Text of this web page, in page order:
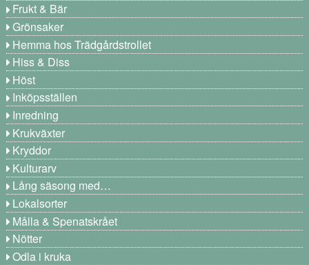
Frukt & Bär
Grönsaker
Hemma hos Trädgårdstrollet
Hiss & Diss
Höst
Inköpsställen
Inredning
Krukväxter
Kryddor
Kulturarv
Lång säsong med…
Lokalsorter
Målla & Spenatskrået
Nötter
Odla i kruka